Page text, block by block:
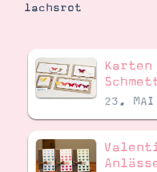
Hier
Katalog
Bestellen
lachsrot
23. MAI